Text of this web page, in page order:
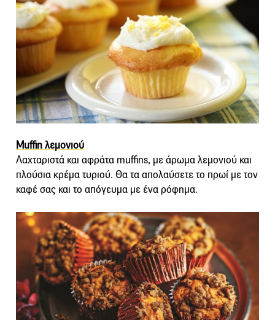
Muffin λεμονιού
Λαχταριστά και αφράτα muffins, με άρωμα λεμονιού και
πλούσια κρέμα τυριού. Θα τα απολαύσετε το πρωί με τον
καφέ σας και το απόγευμα με ένα ρόφημα.